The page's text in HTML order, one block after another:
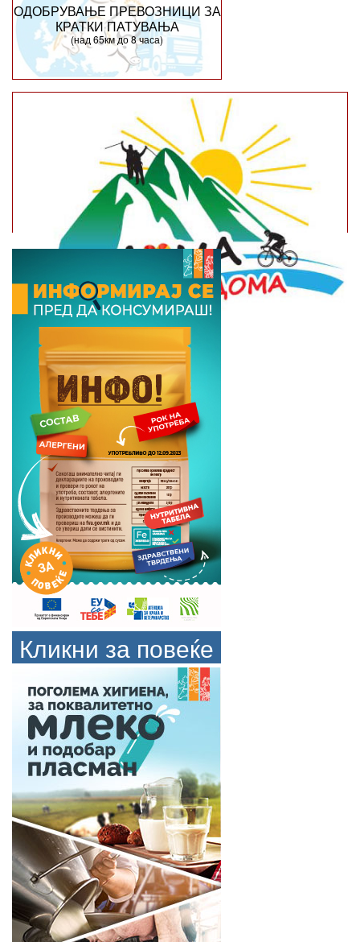
ОДОБРУВАЊЕ ПРЕВОЗНИЦИ ЗА
КРАТКИ ПАТУВАЊА
(над 65км до 8 часа)
Кликни за повеќе